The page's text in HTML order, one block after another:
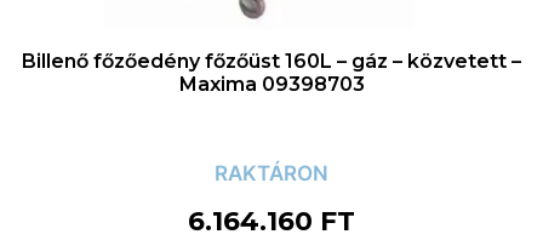
Billenő főzőedény főzőüst 160L – gáz – közvetett –
Maxima 09398703
RAKTÁRON
6.164.160 FT